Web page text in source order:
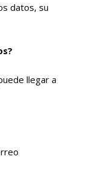
datos, su
llegar a